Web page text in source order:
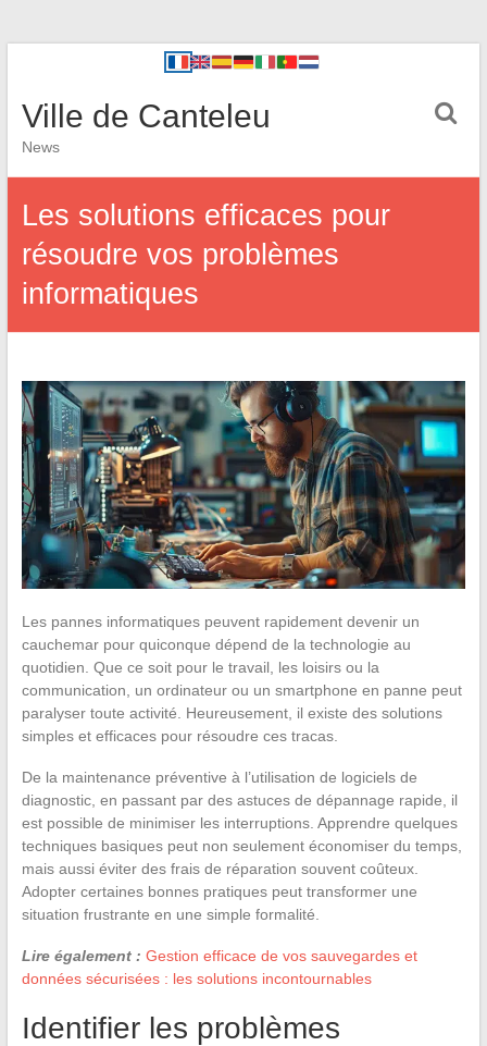
Ville de Canteleu
News
Les solutions efficaces pour
résoudre vos problèmes
informatiques
Les pannes informatiques peuvent rapidement devenir un
cauchemar pour quiconque dépend de la technologie au
quotidien. Que ce soit pour le travail, les loisirs ou la
communication, un ordinateur ou un smartphone en panne peut
paralyser toute activité. Heureusement, il existe des solutions
simples et efficaces pour résoudre ces tracas.
De la maintenance préventive à l’utilisation de logiciels de
diagnostic, en passant par des astuces de dépannage rapide, il
est possible de minimiser les interruptions. Apprendre quelques
techniques basiques peut non seulement économiser du temps,
mais aussi éviter des frais de réparation souvent coûteux.
Adopter certaines bonnes pratiques peut transformer une
situation frustrante en une simple formalité.
Lire également : Gestion efficace de vos sauvegardes et
données sécurisées : les solutions incontournables
Identifier les problèmes